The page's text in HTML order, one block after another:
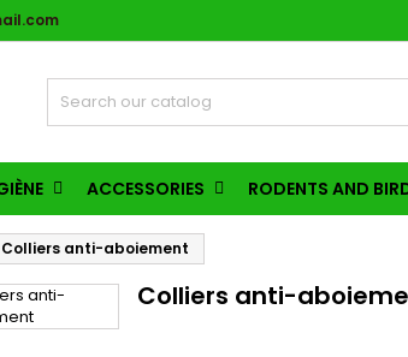
ACCESSORIES RODENTS AND
Colliers anti-aboiement
Colliers anti-